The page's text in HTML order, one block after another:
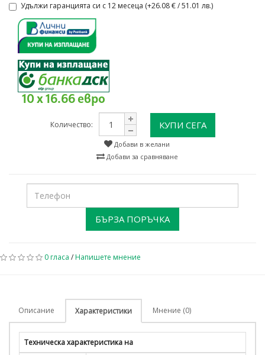
Удължи гаранцията си с 12 месеца (+26.08 € / 51.01 лв.)
10 x 16.66 евро
Количество: КУПИ СЕГА
Добави в желани
Добави за сравняване
БЪРЗА ПОРЪЧКА
0 гласа /Напишете мнение
Описание Характеристики Мнение (0)
Техническа характеристика на